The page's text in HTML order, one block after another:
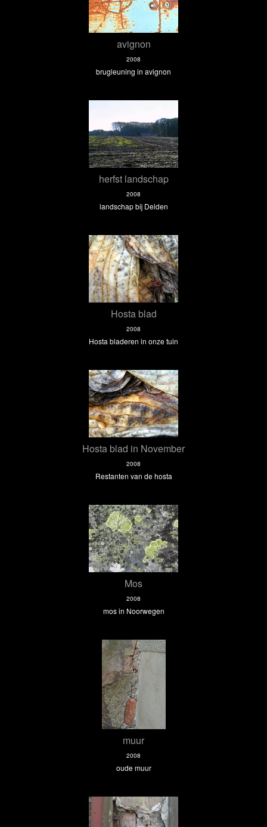
avignon
2008
brugleuning in avignon
herfst landschap
2008
landschap bij Delden
Hosta blad
2008
Hosta bladeren in onze tuin
Hosta blad in November
2008
Restanten van de hosta
Mos
2008
mos in Noorwegen
muur
2008
oude muur